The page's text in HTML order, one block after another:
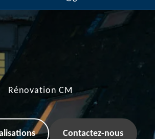
Rénovation CM
Contactez-nous